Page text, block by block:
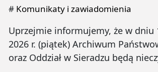
# Komunikaty i zawiadomienia
Uprzejmie informujemy, że w dniu
2026 r. (piątek) Archiwum
oraz Oddział w Sieradzu będą